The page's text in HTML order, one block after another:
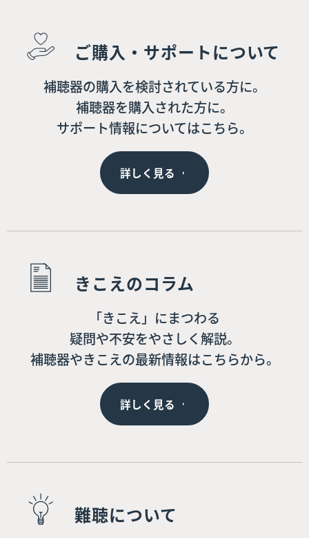
ご購入・サポートについて
補聴器の購入を検討されている方に。
補聴器を購入された方に。
サポート情報についてはこちら。
詳しく見る
きこえのコラム
「きこえ」にまつわる
疑問や不安をやさしく解説。
補聴器やきこえの最新情報はこちらから。
詳しく見る
難聴について